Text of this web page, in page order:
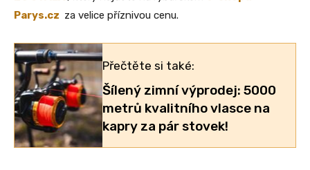
Parys.cz za velice příznivou cenu.
Přečtěte si také:
Šílený zimní výprodej: 5000
metrů kvalitního vlasce na
kapry za pár stovek!